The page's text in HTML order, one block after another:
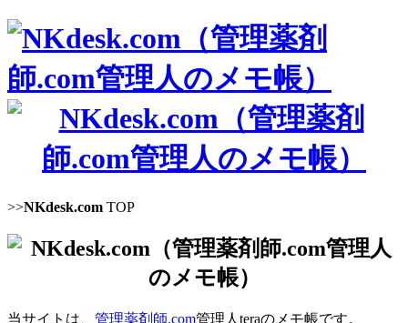
>>NKdesk.com TOP
当サイトは、 管理薬剤師.com管理人teraのメモ帳です。